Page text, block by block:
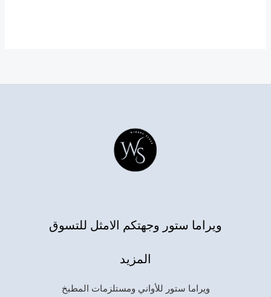
ويراما ستور وجهتكم الامثل للتسوق
المزيد
ويراما ستور للأواني ومستلزمات المطبخ